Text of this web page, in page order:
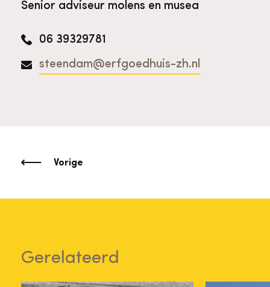
Senior adviseur molens en musea
06 39329781
steendam@erfgoedhuis-zh.nl
Vorige
Gerelateerd